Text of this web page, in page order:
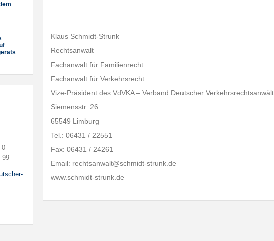
0
99
Klaus Schmidt-Strunk
Rechtsanwalt
Fachanwalt für Familienrecht
Fachanwalt für Verkehrsrecht
Vize-Präsident des VdVKA – Verband Deutscher
Siemensstr. 26
65549 Limburg
Tel.: 06431 / 22551
Fax: 06431 / 24261
Email: rechtsanwalt@schmidt-strunk.de
www.schmidt-strunk.de